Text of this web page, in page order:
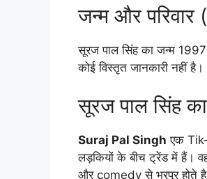
जन्म और
सूरज पाल सिंह का जन्म 1997
कोई विस्तृत जानकारी नहीं है।
सूरज पाल सिंह
Suraj Pal Singh एक Tik-
लड़कियों के बीच ट्रेंड में हैं।
और comedy से भरपूर होते